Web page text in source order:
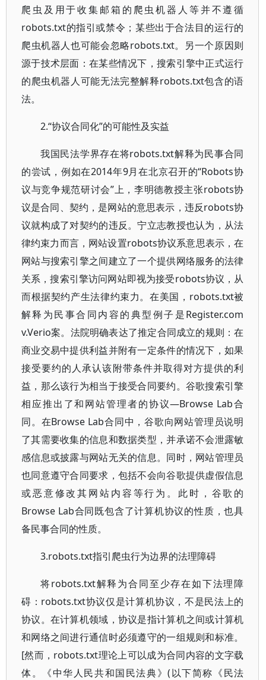
爬虫及用于收集邮箱的爬虫机器人等并不遵循
robots.txt的指引或禁令；某些出于合法目的运行的
爬虫机器人也可能会忽略robots.txt。另一个原因则
源于技术层面：在某些情况下，搜索引擎中正式运行
的爬虫机器人可能无法完整解释robots.txt包含的语
法。
2.“协议合同化”的可能性及实益
我国民法学界存在将robots.txt解释为民事合同
的尝试，例如在2014年9月在北京召开的“Robots协
议与竞争规范研讨会”上，李明德教授主张robots协
议是合同、契约，是网站的意思表示，违反robots协
议就构成了对契约的违反。宁立志教授也认为，从法
律约束力而言，网站设置robots协议系意思表示，在
网站与搜索引擎之间建立了一个提供网络服务的法律
关系，搜索引擎访问网站即视为接受robots协议，从
而根据契约产生法律约束力。在美国，robots.txt被
解释为民事合同内容的典型例子是Register.com
v.Verio案。法院明确表达了推定合同成立的规则：在
商业交易中提供利益并附有一定条件的情况下，如果
接受要约的人承认该附带条件并取得对方提供的利
益，那么该行为相当于接受合同要约。谷歌搜索引擎
相应推出了和网站管理者的协议—Browse Lab合
同。在Browse Lab合同中，谷歌向网站管理员说明
了其需要收集的信息和数据类型，并承诺不会泄露敏
感信息或披露与网站无关的信息。同时，网站管理员
也同意遵守合同要求，包括不会向谷歌提供虚假信息
或恶意修改其网站内容等行为。此时，谷歌的
Browse Lab合同既包含了计算机协议的性质，也具
备民事合同的性质。
3.robots.txt指引爬虫行为边界的法理障碍
将robots.txt解释为合同至少存在如下法理障
碍：robots.txt协议仅是计算机协议，不是民法上的
协议。在计算机领域，协议是指计算机之间或计算机
和网络之间进行通信时必须遵守的一组规则和标准。
[然而，robots.txt理论上可以成为合同内容的文字载
体。《中华人民共和国民法典》(以下简称《民法